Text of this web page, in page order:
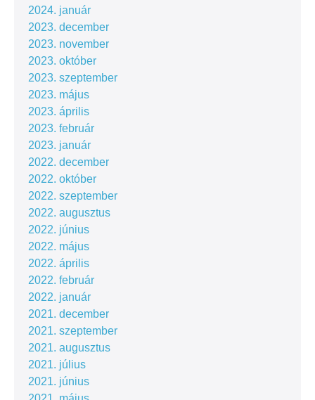
2024. január
2023. december
2023. november
2023. október
2023. szeptember
2023. május
2023. április
2023. február
2023. január
2022. december
2022. október
2022. szeptember
2022. augusztus
2022. június
2022. május
2022. április
2022. február
2022. január
2021. december
2021. szeptember
2021. augusztus
2021. július
2021. június